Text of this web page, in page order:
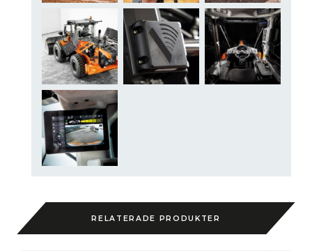
RELATERADE PRODUKTER